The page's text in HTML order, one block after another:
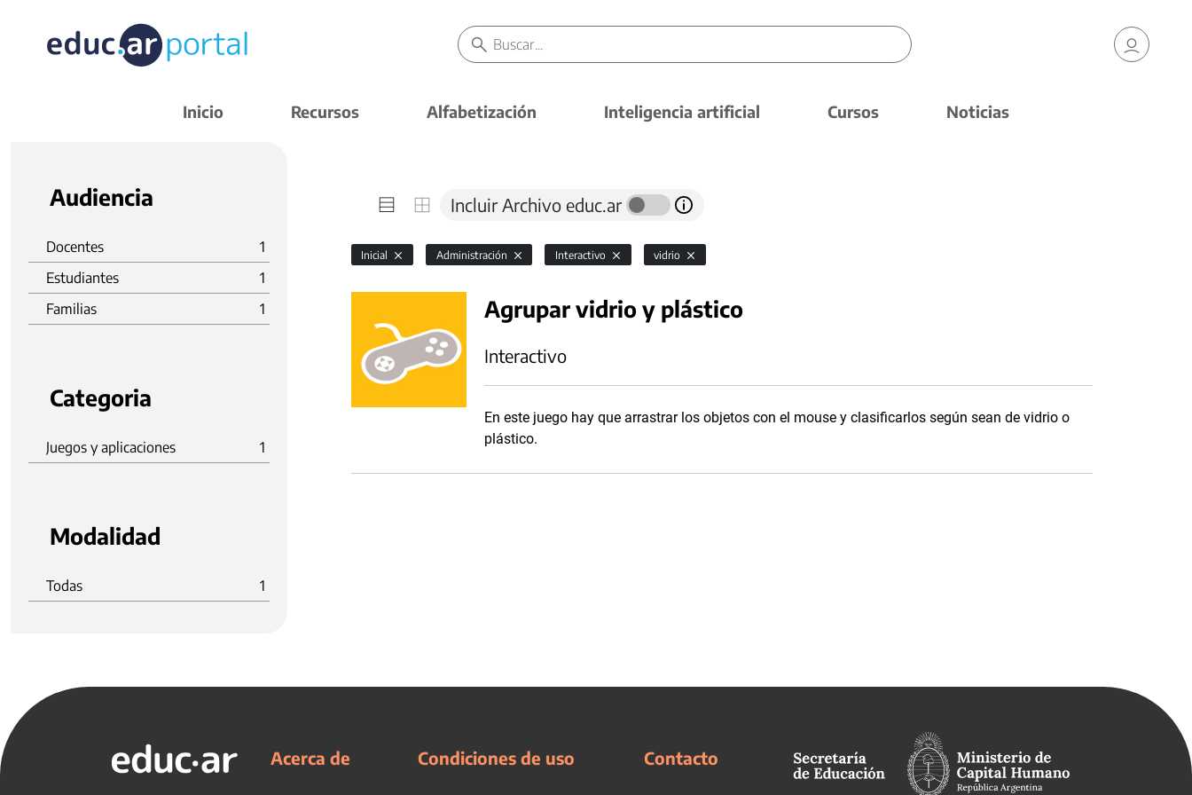
Inicio Recursos Alfabetización Inteligencia artificial Cursos Noticias
Audiencia
Docentes
1
Estudiantes
1
Familias
1
Categoria
Juegos y aplicaciones 1
Modalidad
Todas 1
Incluir Archivo educ.ar
Inicial Administración Interactivo vidrio
Agrupar vidrio y plástico
Interactivo
En este juego hay que arrastrar los objetos con el mouse y clasificarlos según sean de vidrio o
plástico.
Acerca de Condiciones de uso Contacto